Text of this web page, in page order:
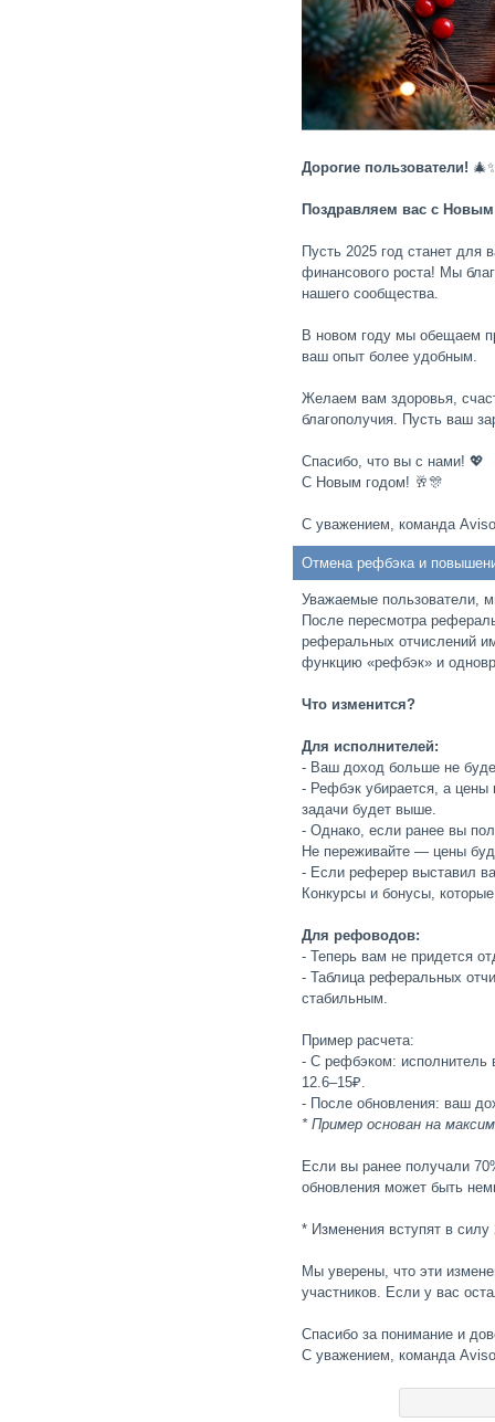
Дорогие пользователи!
Поздравляем вас с
Пусть 2025 год станет для
финансового роста! Мы
нашего сообщества.
В новом году мы обещаем
ваш опыт более удобным.
Желаем вам здоровья,
благополучия. Пусть ваш
Спасибо, что вы с нами! 💖
С Новым годом! 🥂🎊
С уважением, команда
Отмена рефбэка и
Уважаемые пользователи,
После пересмотра
реферальных отчислений
функцию «рефбэк» и
Что изменится?
Для исполнителей:
- Ваш доход больше не
- Рефбэк убирается, а
задачи будет выше.
- Однако, если ранее вы
Не переживайте — цены
- Если реферер выставил
Конкурсы и бонусы,
Для рефоводов:
- Теперь вам не придется
- Таблица реферальных
стабильным.
Пример расчета:
- С рефбэком: исполнитель
12.6–15₽.
- После обновления: ваш
* Пример основан на
Если вы ранее получали
обновления может быть
* Изменения вступят в
Мы уверены, что эти
участников. Если у вас
Спасибо за понимание и
С уважением, команда